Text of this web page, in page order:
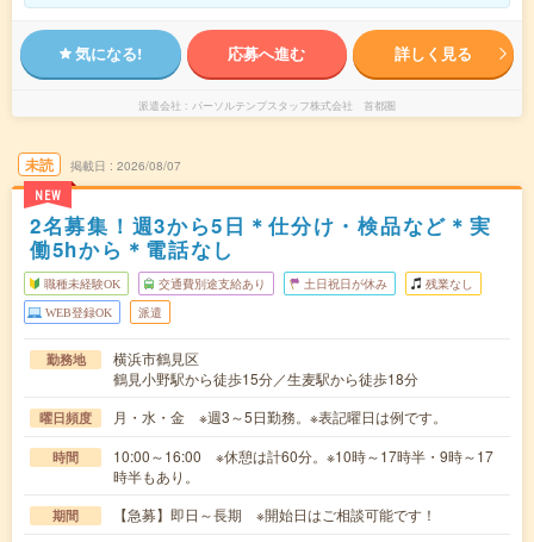
気になる! 応募へ進む 詳しく見る
派遣会社 パーソルテンプスタッフ株式会社 首都圏
未読
NEW
掲載日 2026/08/07
2名募集！週3から5日＊仕分け・検品など＊実
働5hから＊電話なし
職種未経験OK 交通費別途支給あり 土日祝日が休み 残業なし
WEB登録OK 派遣
勤務地
横浜市鶴見区
鶴見小野駅から徒歩15分／生麦駅から徒歩18分
曜日頻度 月・水・金 ※週3～5日勤務。※表記曜日は例です。
時間
10:00～16:00 ※休憩は計60分。※10時～17時半・9時～17
時半もあり。
期間 【急募】即日～長期 ※開始日はご相談可能です！